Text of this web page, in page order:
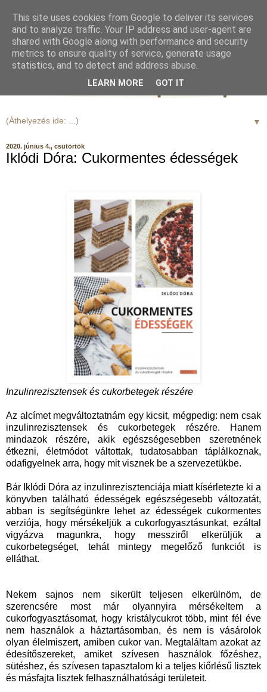
▼
2020. június 4., csütörtök
Iklódi Dóra: Cukormentes édességek
Inzulinrezisztensek és cukorbetegek részére
Az alcímet megváltoztatnám egy kicsit, mégpedig: nem csak
inzulinrezisztensek és cukorbetegek részére. Hanem
mindazok részére, akik egészségesebben szeretnének
étkezni, életmódot váltottak, tudatosabban táplálkoznak,
odafigyelnek arra, hogy mit visznek be a szervezetükbe.
Bár Iklódi Dóra az inzulinrezisztenciája miatt kísérletezte ki a
könyvben található édességek egészségesebb változatát,
abban is segítségünkre lehet az édességek cukormentes
verziója, hogy mérsékeljük a cukorfogyasztásunkat, ezáltal
vigyázva magunkra, hogy messziről elkerüljük a
cukorbetegséget, tehát mintegy megelőző funkciót is
elláthat.
Nekem sajnos nem sikerült teljesen elkerülnöm, de
szerencsére most már olyannyira mérsékeltem a
cukorfogyasztásomat, hogy kristálycukrot több, mint fél éve
nem használok a háztartásomban, és nem is vásárolok
olyan élelmiszert, amiben cukor van. Megtaláltam azokat az
édesítőszereket, amiket szívesen használok főzéshez,
sütéshez, és szívesen tapasztalom ki a teljes kiőrlésű lisztek
és másfajta lisztek felhasználhatósági területeit.
This site uses cookies from Google to deliver its services
and to analyze traffic. Your IP address and user-agent are
shared with Google along with performance and security
metrics to ensure quality of service, generate usage
statistics, and to detect and address abuse.
LEARN MORE GOT IT